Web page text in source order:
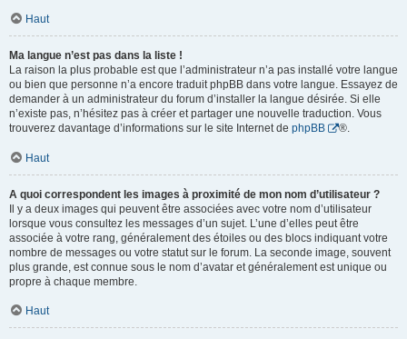
Haut
Ma langue n’est pas dans la liste !
La raison la plus probable est que l’administrateur n’a pas installé votre langue
ou bien que personne n’a encore traduit phpBB dans votre langue. Essayez de
demander à un administrateur du forum d’installer la langue désirée. Si elle
n’existe pas, n’hésitez pas à créer et partager une nouvelle traduction. Vous
trouverez davantage d’informations sur le site Internet de phpBB ®.
Haut
A quoi correspondent les images à proximité de mon nom d’utilisateur ?
Il y a deux images qui peuvent être associées avec votre nom d’utilisateur
lorsque vous consultez les messages d’un sujet. L’une d’elles peut être
associée à votre rang, généralement des étoiles ou des blocs indiquant votre
nombre de messages ou votre statut sur le forum. La seconde image, souvent
plus grande, est connue sous le nom d’avatar et généralement est unique ou
propre à chaque membre.
Haut